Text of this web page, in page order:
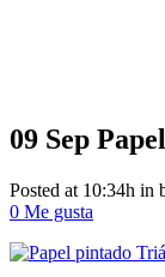
Papel
09 Sep
Posted at 10:34h in
0 Me gusta